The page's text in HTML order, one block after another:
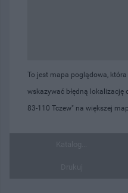
To jest mapa poglądowa,
wskazywać błędną lokalizację
83-110 Tczew" na większej